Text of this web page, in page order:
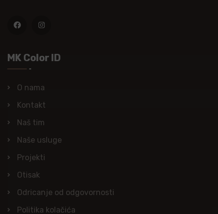
MK Color ID
O nama
Kontakt
Naš tim
Naše usluge
Projekti
Otisak
Odricanje od odgovornosti
Politika kolačića